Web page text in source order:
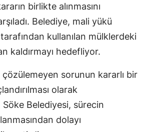
birlikte alınmasını
Belediye, mali yükü
kullanılan mülklerdeki
kaldırmayı hedefliyor.
çözülemeyen sorunun kararlı bir
olarak
Belediyesi, sürecin
dolayı